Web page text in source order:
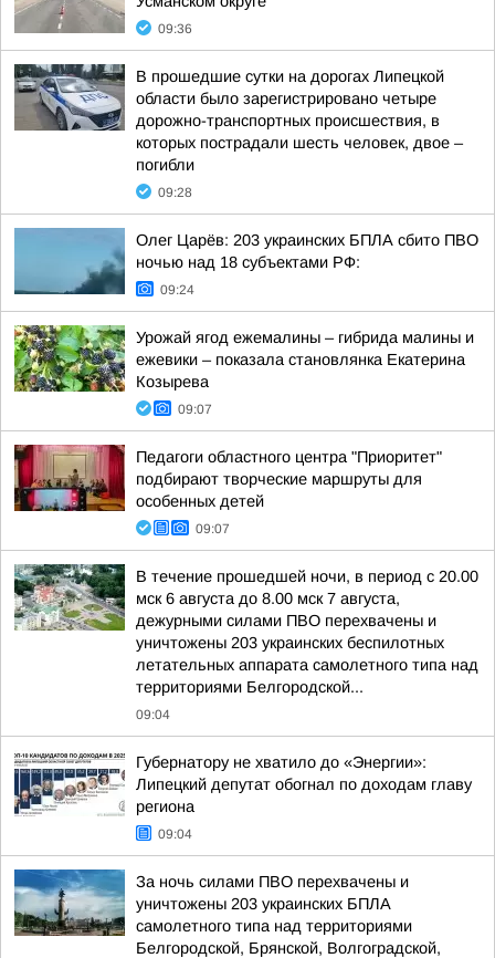
09:36
В прошедшие сутки на дорогах Липецкой
области было зарегистрировано четыре
дорожно-транспортных происшествия, в
которых пострадали шесть человек, двое –
погибли
09:28
Олег Царёв: 203 украинских БПЛА сбито ПВО
ночью над 18 субъектами РФ:
09:24
Урожай ягод ежемалины – гибрида малины и
ежевики – показала становлянка Екатерина
Козырева
09:07
Педагоги областного центра "Приоритет"
подбирают творческие маршруты для
особенных детей
09:07
В течение прошедшей ночи, в период с 20.00
мск 6 августа до 8.00 мск 7 августа,
дежурными силами ПВО перехвачены и
уничтожены 203 украинских беспилотных
летательных аппарата самолетного типа над
территориями Белгородской...
09:04
Губернатору не хватило до «Энергии»:
Липецкий депутат обогнал по доходам главу
региона
09:04
За ночь силами ПВО перехвачены и
уничтожены 203 украинских БПЛА
самолетного типа над территориями
Белгородской, Брянской, Волгоградской,